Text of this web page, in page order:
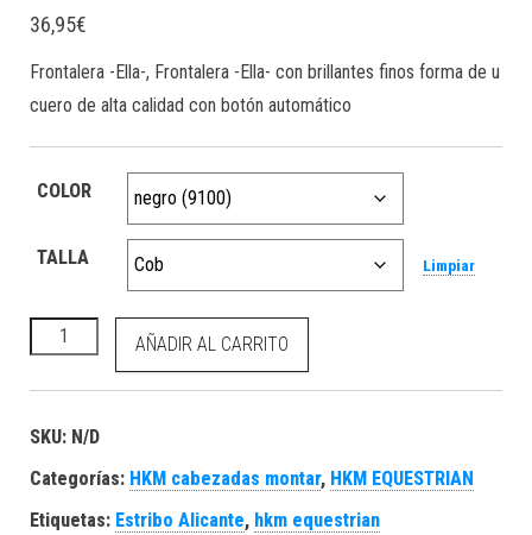
36,95€
Frontalera -Ella-, Frontalera -Ella- con brillantes finos forma de u
cuero de alta calidad con botón automático
COLOR
TALLA Limpiar
HKM Frontalera -Ella- cantidad
AÑADIR AL CARRITO
SKU: N/D
Categorías: HKM cabezadas montar, HKM EQUESTRIAN
Etiquetas: Estribo Alicante, hkm equestrian